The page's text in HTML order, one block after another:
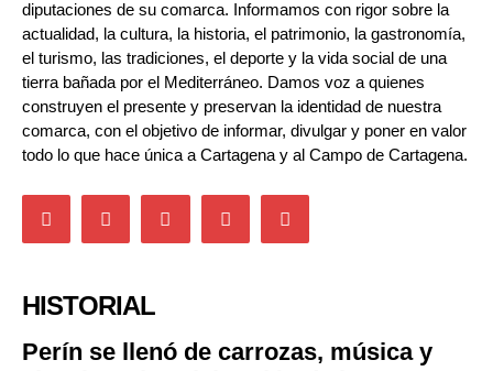
diputaciones de su comarca. Informamos con rigor sobre la
actualidad, la cultura, la historia, el patrimonio, la gastronomía,
el turismo, las tradiciones, el deporte y la vida social de una
tierra bañada por el Mediterráneo. Damos voz a quienes
construyen el presente y preservan la identidad de nuestra
comarca, con el objetivo de informar, divulgar y poner en valor
todo lo que hace única a Cartagena y al Campo de Cartagena.
HISTORIAL
Perín se llenó de carrozas, música y